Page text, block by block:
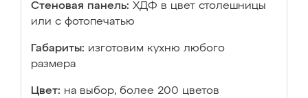
Стеновая панель: ХДФ в цвет столешницы
или с фотопечатью
Габариты: изготовим кухню любого
размера
Цвет: на выбор, более 200 цветов